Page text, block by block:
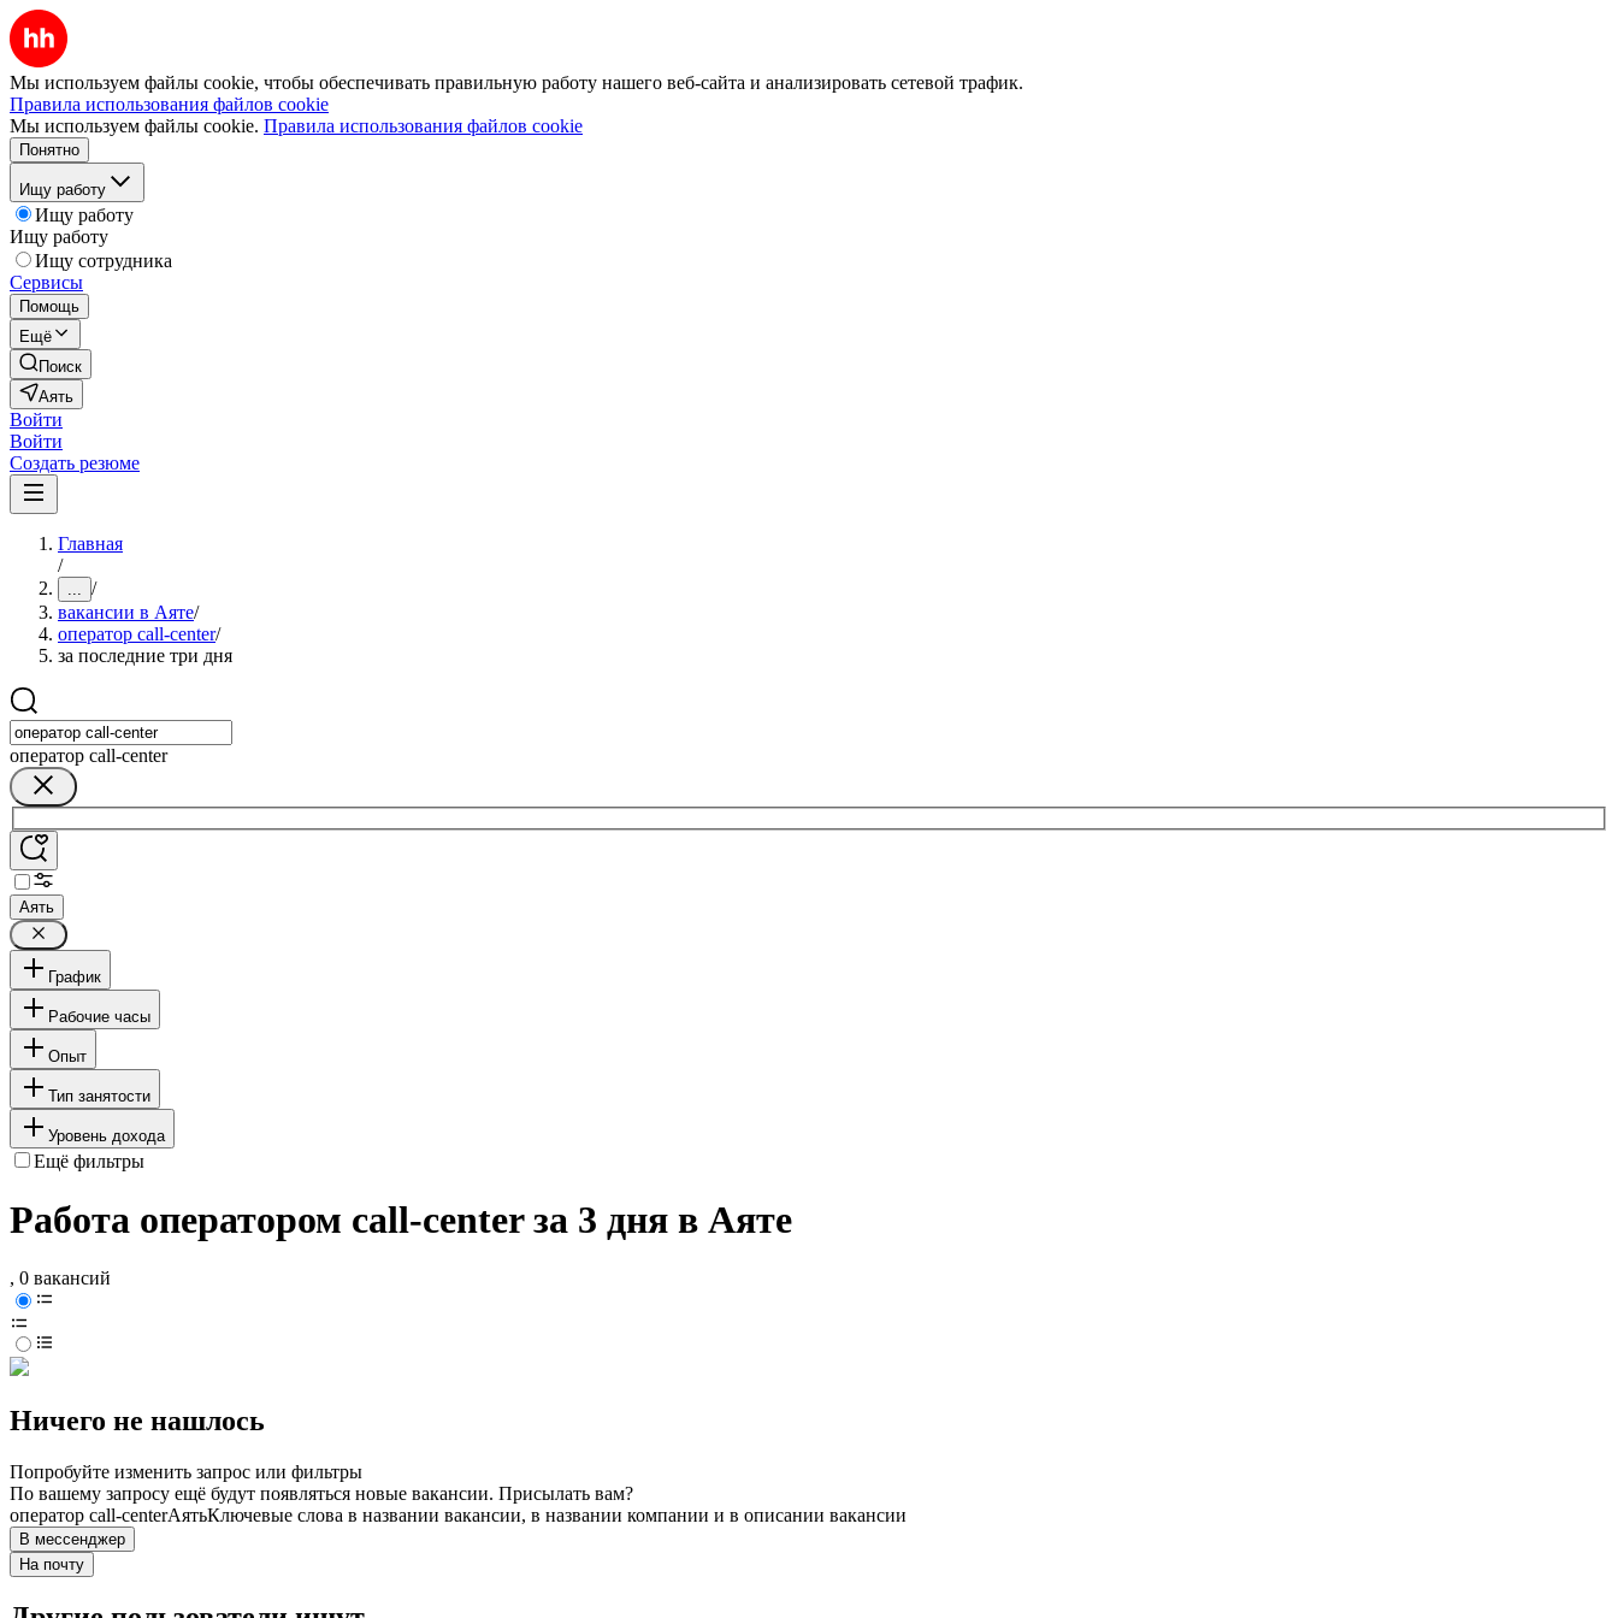
Мы используем файлы cookie, чтобы обеспечивать правильную работу нашего веб-сайта и анализировать сетевой трафик.
Правила использования файлов cookie
Мы используем файлы cookie. Правила использования файлов cookie
Понятно
Ищу работу
Ищу работу
Ищу работу
Ищу сотрудника
Сервисы
Помощь
Ещё
Поиск
Аять
Войти
Войти
Создать резюме
Главная
/
... /
вакансии в Аяте/
оператор call-center/
за последние три дня
оператор call-center
Аять
График
Рабочие часы
Опыт
Тип занятости
Уровень дохода
Ещё фильтры
Работа оператором call-center за 3 дня в Аяте
, 0 вакансий
Ничего не нашлось
Попробуйте изменить запрос или фильтры
По вашему запросу ещё будут появляться новые вакансии. Присылать вам?
оператор call-centerАятьКлючевые слова в названии вакансии, в названии компании и в описании вакансии
В мессенджер
На почту